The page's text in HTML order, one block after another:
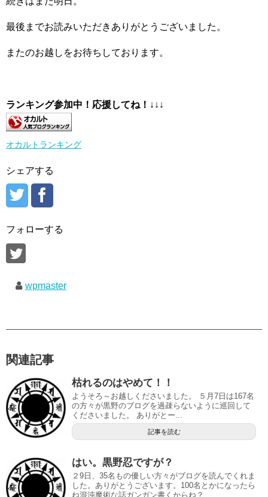
最後までお読みいただきありがとうございました。
またのお越しをお待ちしております。
ランキング参加中！応援してね！ ↓↓↓
オカルトランキング
シェアする
フォローする
wpmaster
関連記事
枯れるのはやめて！！
ようそろ～お越しくださいました。 ５月7日は167名
の方々が黒野のブログを過疎らないように巡回して
くださいました。 ありがとー...
記事を読む
はい。黒野忍ですが？
２9日、35名もの優しい方々がブログを読んでくれま
した。ありがとうございます。100名とかになったら
ね混沌魔術な話ガンガン書くからね？...